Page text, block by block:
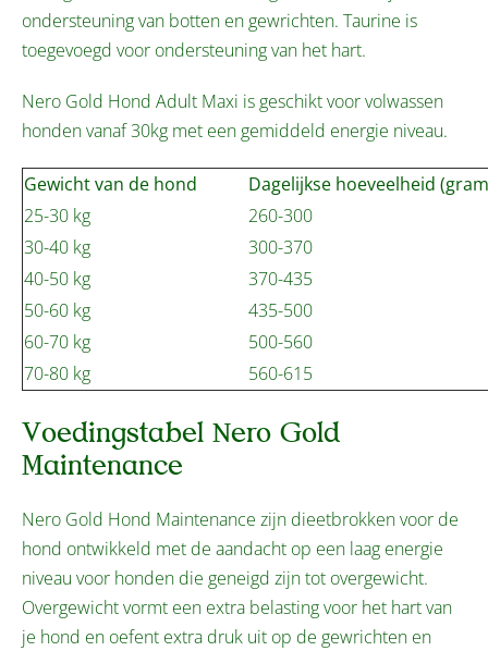
ondersteuning van botten en gewrichten. Taurine is
toegevoegd voor ondersteuning van het hart.
Nero Gold Hond Adult Maxi is geschikt voor volwassen
honden vanaf 30kg met een gemiddeld energie niveau.
Gewicht van de hond
Dagelijkse hoeveelheid
25-30 kg
260-300
30-40 kg
300-370
40-50 kg
370-435
50-60 kg
435-500
60-70 kg
500-560
70-80 kg
560-615
Voedingstabel Nero Gold
Maintenance
Nero Gold Hond Maintenance zijn dieetbrokken voor de
hond ontwikkeld met de aandacht op een laag energie
niveau voor honden die geneigd zijn tot overgewicht.
Overgewicht vormt een extra belasting voor het hart van
je hond en oefent extra druk uit op de gewrichten en